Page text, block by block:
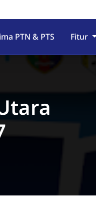
PTN & PTS Fitur